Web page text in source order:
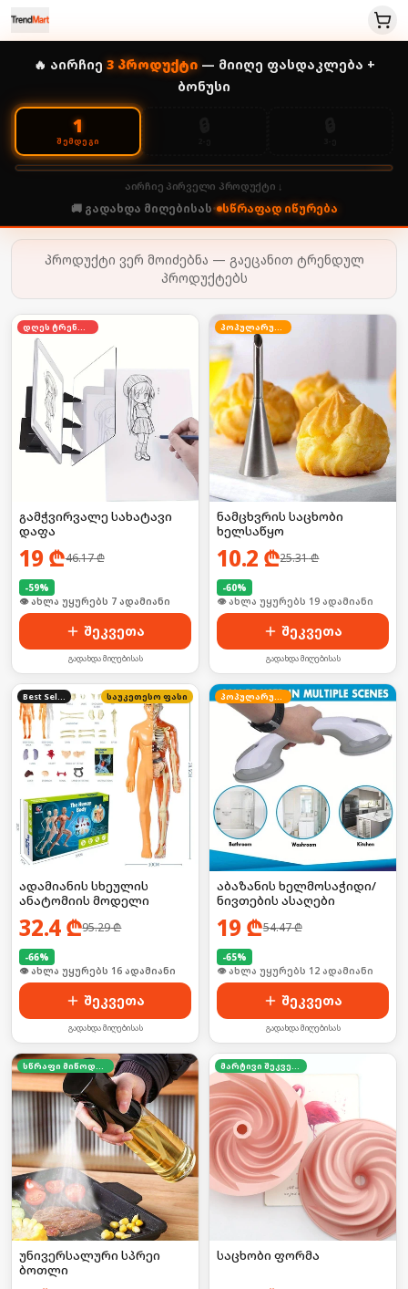
🔥 აირჩიე 3პროდუქტი— მიიღე ფასდაკლება +
ბონუსი
1
ᲨᲔᲛᲓᲔᲒᲘ
აირჩიე პირველი პროდუქტი ↓
🚚 გადახდა მიღებისას• სწრაფად იწურება
პროდუქტი ვერ მოიძებნა — გაეცანით ტრენდულ
პროდუქტებს
დღეს ტრენდში
გამჭვირვალე სახატავი
დაფა
19 ₾46.17₾
-59%
🛒 ბოლო 24სთ-ში იყიდა 10-მა
შეკვეთა
გადახდა მიღებისას
პოპულარული
ნამცხვრის საცხობი
ხელსაწყო
10.2 ₾25.31₾
-60%
🛒 ბოლო 24სთ-ში იყიდა 24-მა
შეკვეთა
გადახდა მიღებისას
Best Seller საუკეთესო ფასი
ადამიანის სხეულის
ანატომიის მოდელი
32.4₾95.29₾
-66%
🛒 ბოლო 24სთ-ში იყიდა 21-მა
შეკვეთა
გადახდა მიღებისას
პოპულარული
აბაზანის ხელმოსაჭიდი/
ნივთების ასაღები
19 ₾54.47₾
-65%
🛒 ბოლო 24სთ-ში იყიდა 15-მა
შეკვეთა
გადახდა მიღებისას
სწრაფი მიწოდება
უნივერსალური სპრეი
ბოთლი
მარტივი შეკვეთა
საცხობი ფორმა